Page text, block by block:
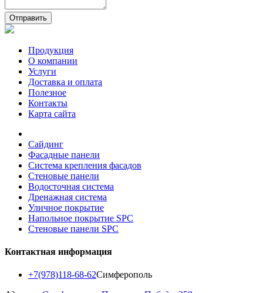
Отправить
Продукция
О компании
Услуги
Доставка и оплата
Полезное
Контакты
Карта сайта
Сайдинг
Фасадные панели
Система крепления фасадов
Стеновые панели
Водосточная система
Дренажная система
Уличное покрытие
Напольное покрытие SPC
Стеновые панели SPC
Контактная информация
+7(978)118-68-62Симферополь